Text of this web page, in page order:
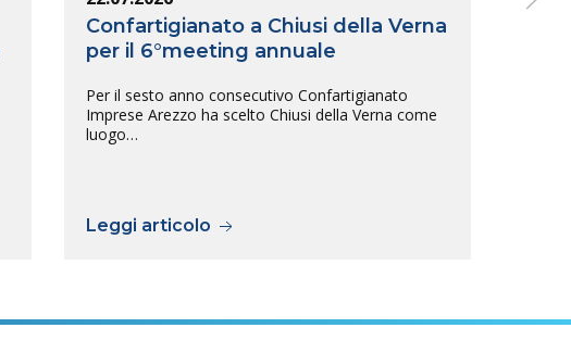
Confartigianato a Chiusi della Verna
per il 6°meeting annuale
Per il sesto anno consecutivo Confartigianato
Imprese Arezzo ha scelto Chiusi della Verna come
luogo…
Leggi articolo